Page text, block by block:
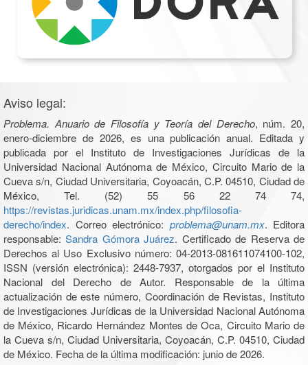
Aviso legal:
Problema. Anuario de Filosofía y Teoría del Derecho, núm. 20,
enero-diciembre de 2026, es una publicación anual. Editada y
publicada por el Instituto de Investigaciones Jurídicas de la
Universidad Nacional Autónoma de México, Circuito Mario de la
Cueva s/n, Ciudad Universitaria, Coyoacán, C.P. 04510, Ciudad de
México, Tel. (52) 55 56 22 74 74,
https://revistas.juridicas.unam.mx/index.php/filosofia-
derecho/index. Correo electrónico: problema@unam.mx. Editora
responsable:Sandra Gómora Juárez. Certificado de Reserva de
Derechos al Uso Exclusivo número: 04-2013-081611074100-102,
ISSN (versión electrónica): 2448-7937, otorgados por el Instituto
Nacional del Derecho de Autor. Responsable de la última
actualización de este número, Coordinación de Revistas, Instituto
de Investigaciones Jurídicas de la Universidad Nacional Autónoma
de México, Ricardo Hernández Montes de Oca, Circuito Mario de
la Cueva s/n, Ciudad Universitaria, Coyoacán, C.P. 04510, Ciudad
de México. Fecha de la última modificación: junio de 2026.